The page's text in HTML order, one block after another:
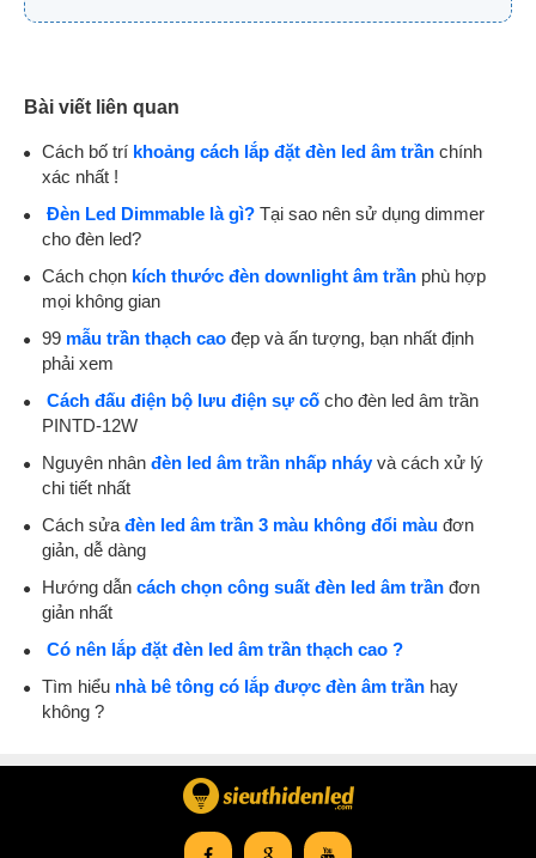
Bài viết liên quan
Cách bố trí khoảng cách lắp đặt đèn led âm trần chính
xác nhất !
Đèn Led Dimmable là gì? Tại sao nên sử dụng dimmer
cho đèn led?
Cách chọn kích thước đèn downlight âm trần phù hợp
mọi không gian
99 mẫu trần thạch cao đẹp và ấn tượng, bạn nhất định
phải xem
Cách đấu điện bộ lưu điện sự cố cho đèn led âm trần
PINTD-12W
Nguyên nhân đèn led âm trần nhấp nháyvà cách xử lý
chi tiết nhất
Cách sửa đèn led âm trần 3 màu không đổi màu đơn
giản, dễ dàng
Hướng dẫn cách chọn công suất đèn led âm trần đơn
giản nhất
Có nên lắp đặt đèn led âm trần thạch cao ?
Tìm hiểu nhà bê tông có lắp được đèn âm trần hay
không ?